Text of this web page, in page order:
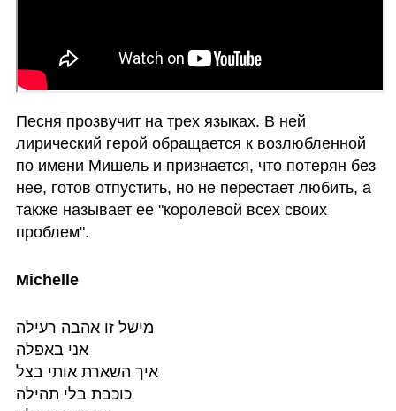
Песня прозвучит на трех языках. В ней
лирический герой обращается к возлюбленной
по имени Мишель и признается, что потерян без
нее, готов отпустить, но не перестает любить, а
также называет ее "королевой всех своих
проблем".
Michelle
מישל זו אהבה רעילה
אני באפלה
איך השארת אותי בצל
כוכבת בלי תהילה